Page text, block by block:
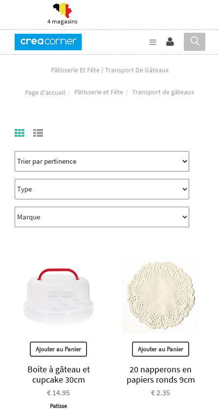
4 magasins
Pâtisserie Et Fête / Transport De Gâteaux
Page d'accueil Pâtisserie et Fête Transport de gâteaux
Ajouter au Panier
Boite à gâteau et
cupcake 30cm
€ 14.95
Patisse
Ajouter au Panier
20 napperons en
papiers ronds 9cm
€ 2.35